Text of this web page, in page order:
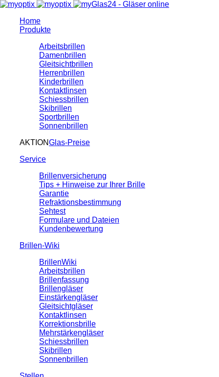
Home
Produkte
Arbeitsbrillen
Damenbrillen
Gleitsichtbrillen
Herrenbrillen
Kinderbrillen
Kontaktlinsen
Schiessbrillen
Skibrillen
Sportbrillen
Sonnenbrillen
AKTIONGlas-Preise
Service
Brillenversicherung
Tips + Hinweise zur Ihrer Brille
Garantie
Refraktionsbestimmung
Sehtest
Formulare und Dateien
Kundenbewertung
Brillen-Wiki
BrillenWiki
Arbeitsbrillen
Brillenfassung
Brillengläser
Einstärkengläser
Gleitsichtgläser
Kontaktlinsen
Korrektionsbrille
Mehrstärkengläser
Schiessbrillen
Skibrillen
Sonnenbrillen